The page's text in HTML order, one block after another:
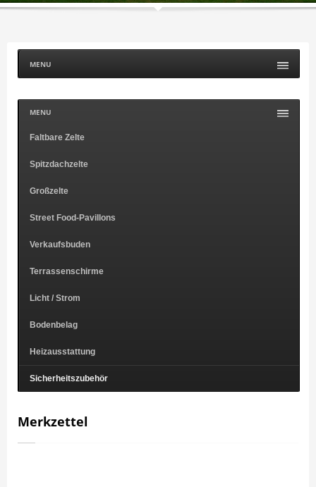
MENU
MENU
Faltbare Zelte
Spitzdachzelte
Großzelte
Street Food-Pavillons
Verkaufsbuden
Terrassenschirme
Licht / Strom
Bodenbelag
Heizausstattung
Sicherheitszubehör
Merkzettel